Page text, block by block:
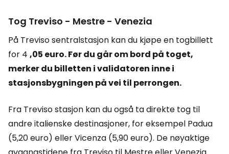
Tog Treviso - Mestre - Venezia
På Treviso sentralstasjon kan du kjøpe en togbillett
for 4 ,05 euro. Før du går om bord på toget,
merker du billetten i validatoren inne i
stasjonsbygningen på vei til perrongen.
Fra Treviso stasjon kan du også ta direkte tog til
andre italienske destinasjoner, for eksempel Padua
(5,20 euro) eller Vicenza (5,90 euro). De nøyaktige